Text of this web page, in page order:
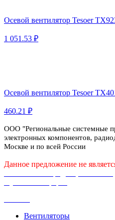
Осевой вентилятор Tesoer
1 051.53 ₽
Осевой вентилятор Tesoer
460.21 ₽
ООО "Региональные системные
электронных компонентов,
Москве и по всей России
Данное предложение не
Вентиляторы